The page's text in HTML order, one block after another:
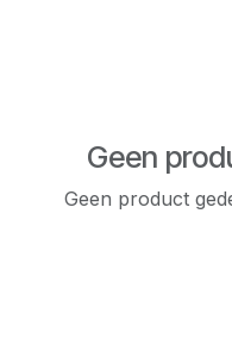
Geen
Geen product